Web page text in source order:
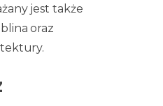
jest także
oraz